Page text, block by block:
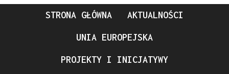
STRONA GŁÓWNA AKTUALNOŚCI
UNIA EUROPEJSKA
PROJEKTY I INICJATYWY